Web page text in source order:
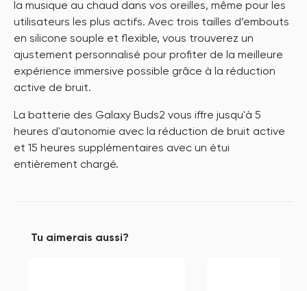
la musique au chaud dans vos oreilles, même pour les
utilisateurs les plus actifs. Avec trois tailles d’embouts
en silicone souple et flexible, vous trouverez un
ajustement personnalisé pour profiter de la meilleure
expérience immersive possible grâce à la réduction
active de bruit.
La batterie des Galaxy Buds2 vous iffre jusqu'à 5
heures d'autonomie avec la réduction de bruit active
et 15 heures supplémentaires avec un étui
entièrement chargé.
Tu aimerais aussi?